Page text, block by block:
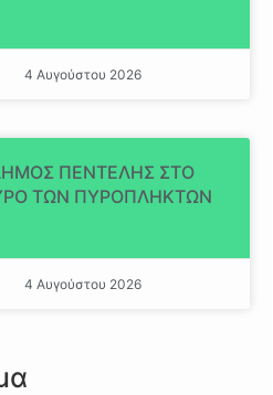
4 Αυγούστου 2026
ΠΕΝΤΕΛΗΣ ΣΤΟ
ΤΩΝ ΠΥΡΟΠΛΗΚΤΩΝ
4 Αυγούστου 2026